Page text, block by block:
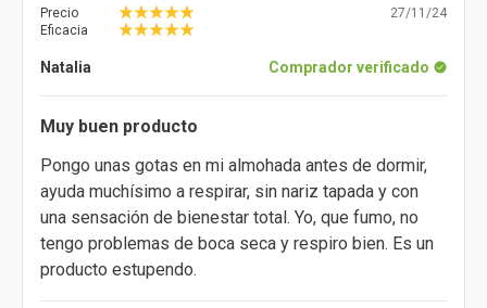
Precio
Eficacia
27/11/24
Natalia Comprador verificado
Muy buen producto
Pongo unas gotas en mi almohada antes de dormir,
ayuda muchísimo a respirar, sin nariz tapada y con
una sensación de bienestar total. Yo, que fumo, no
tengo problemas de boca seca y respiro bien. Es un
producto estupendo.